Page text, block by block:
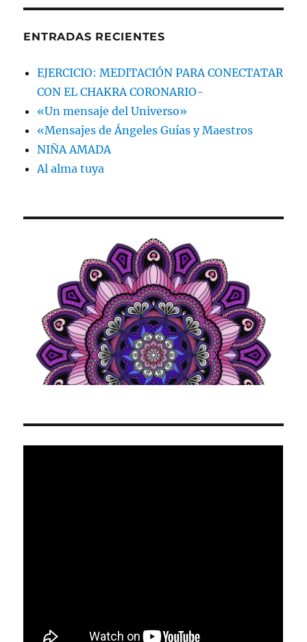
ENTRADAS RECIENTES
EJERCICIO: MEDITACIÓN PARA CONECTATAR
CON EL CHAKRA CORONARIO-
«Un mensaje del Universo»
«Mensajes de Ángeles Guías y Maestros
NIÑA AMADA
Al alma tuya